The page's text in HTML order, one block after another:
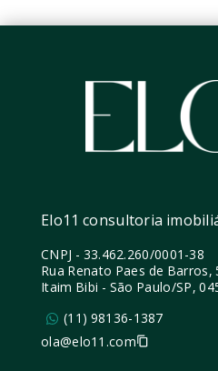
Elo11 consultoria
CNPJ - 33.462.260/0001-38
Rua Renato Paes de
Itaim Bibi - São Paulo/SP,
(11) 98136-1387
ola@elo11.com